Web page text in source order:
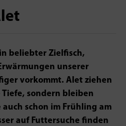
beliebter Zielfisch,
unserer
vorkommt. Alet ziehen
sondern bleiben
auch schon im Frühling am
auf Futtersuche finden